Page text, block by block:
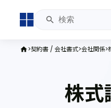
home 契約書 / 会社書式 会社関係
株式